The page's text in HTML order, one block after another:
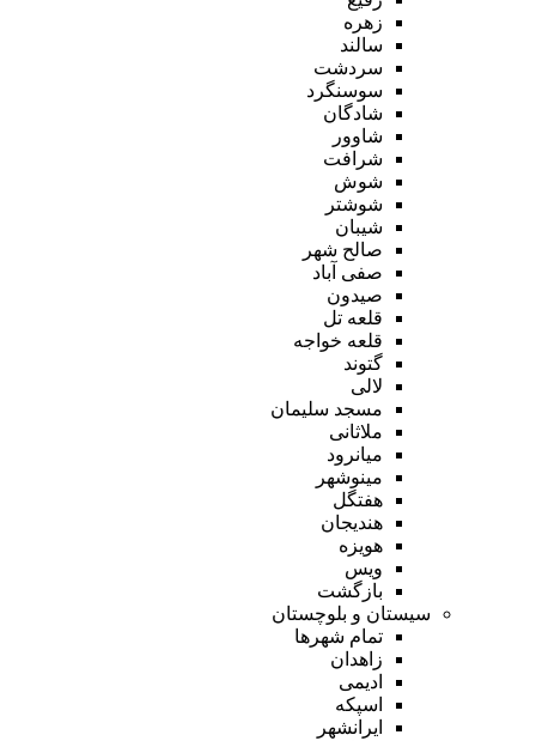
زهره
سالند
سردشت
سوسنگرد
شادگان
شاوور
شرافت
شوش
شوشتر
شیبان
صالح شهر
صفی آباد
صیدون
قلعه تل
قلعه خواجه
گتوند
لالی
مسجد سلیمان
ملاثانی
میانرود
مینوشهر
هفتگل
هندیجان
هویزه
ویس
بازگشت
سیستان و بلوچستان
تمام شهر‌ها
زاهدان
ادیمی
اسپکه
ایرانشهر